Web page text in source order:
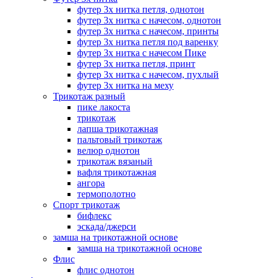
футер 3х нитка петля, однотон
футер 3х нитка с начесом, однотон
футер 3х нитка с начесом, принты
футер 3х нитка петля под варенку
футер 3х нитка с начесом Пике
футер 3х нитка петля, принт
футер 3х нитка с начесом, пухлый
футер 3х нитка на меху
Трикотаж разный
пике лакоста
трикотаж
лапша трикотажная
пальтовый трикотаж
велюр однотон
трикотаж вязаный
вафля трикотажная
ангора
термополотно
Спорт трикотаж
бифлекс
эскада/джерси
замша на трикотажной основе
замша на трикотажной основе
Флис
флис однотон